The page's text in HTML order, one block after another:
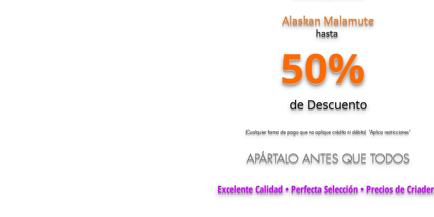
Alaskan Malamute
hasta
50%
de Descuento
(Cualquier forma de pago que no aplique crédito ni débito) “Aplica restricciones”
APÁRTALO ANTES QUE TODOS
Excelente Calidad • Perfecta Selección • Precios de